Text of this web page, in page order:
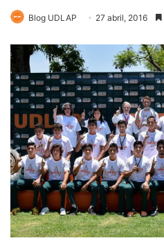
Blog UDLAP 27 abril, 2016